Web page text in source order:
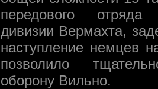
передового
дивизии Вермахта,
наступление немцев
позволило
оборону Вильно.